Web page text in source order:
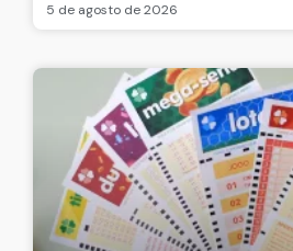
5 de agosto de 2026